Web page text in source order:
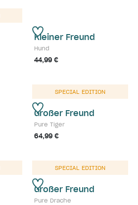
Kleiner Freund
Hund
44,99 €
SPECIAL EDITION
Großer Freund
Pure Tiger
64,99 €
SPECIAL EDITION
Großer Freund
Pure Drache